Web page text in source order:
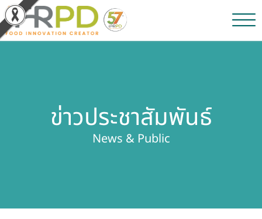
ผลิตภัณฑ์และจำหน่าย
เกี่ยวกับสถาบัน
ข่าวประชาสัมพันธ์
News & Public